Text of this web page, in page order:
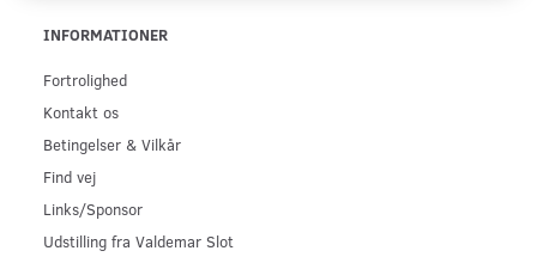
INFORMATIONER
Fortrolighed
Kontakt os
Betingelser & Vilkår
Find vej
Links/Sponsor
Udstilling fra Valdemar Slot